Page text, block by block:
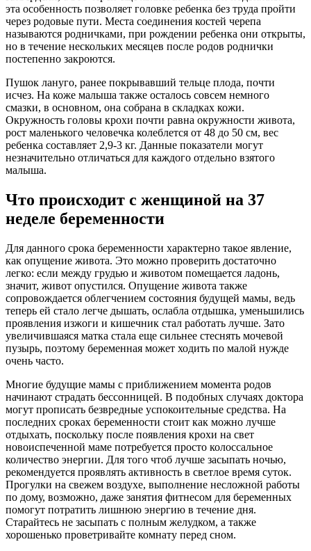
эта особенность позволяет головке ребенка без труда пройти
через родовые пути. Места соединения костей черепа
называются родничками, при рождении ребенка они открыты,
но в течение нескольких месяцев после родов роднички
постепенно закроются.
Пушок лануго, ранее покрывавший тельце плода, почти
исчез. На коже малыша также осталось совсем немного
смазки, в основном, она собрана в складках кожи.
Окружность головы крохи почти равна окружности живота,
рост маленького человечка колеблется от 48 до 50 см, вес
ребенка составляет 2,9-3 кг. Данные показатели могут
незначительно отличаться для каждого отдельно взятого
малыша.
Что происходит с женщиной на 37
неделе беременности
Для данного срока беременности характерно такое явление,
как опущение живота. Это можно проверить достаточно
легко: если между грудью и животом помещается ладонь,
значит, живот опустился. Опущение живота также
сопровождается облегчением состояния будущей мамы, ведь
теперь ей стало легче дышать, ослабла отдышка, уменьшились
проявления изжоги и кишечник стал работать лучше. Зато
увеличившаяся матка стала еще сильнее стеснять мочевой
пузырь, поэтому беременная может ходить по малой нужде
очень часто.
Многие будущие мамы с приближением момента родов
начинают страдать бессонницей. В подобных случаях доктора
могут прописать безвредные успокоительные средства. На
последних сроках беременности стоит как можно лучше
отдыхать, поскольку после появления крохи на свет
новоиспеченной маме потребуется просто колоссальное
количество энергии. Для того чтоб лучше засыпать ночью,
рекомендуется проявлять активность в светлое время суток.
Прогулки на свежем воздухе, выполнение несложной работы
по дому, возможно, даже занятия фитнесом для беременных
помогут потратить лишнюю энергию в течение дня.
Старайтесь не засыпать с полным желудком, а также
хорошенько проветривайте комнату перед сном.